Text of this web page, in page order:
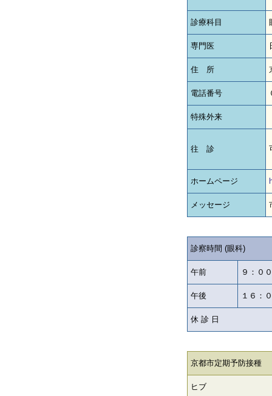
診療科目
専門医
住 所
電話番号
特殊外来
往 診
ホームページ
メッセージ
診察時間 (眼科)
午前 ９：０
午後 １６：
休 診 日
京都市定期予防接種
ヒブ